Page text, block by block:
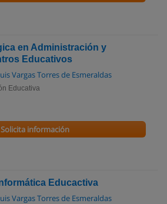
en Administración y
Educativos
Vargas Torres de Esmeraldas
Educativa
Solicita información
Educactiva
Vargas Torres de Esmeraldas